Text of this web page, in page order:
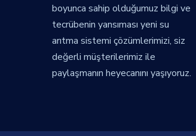
boyunca sahip olduğumuz bilgi ve
tecrübenin yansıması yeni su
arıtma sistemi çözümlerimizi, siz
değerli müşterilerimiz ile
paylaşmanın heyecanını yaşıyoruz.